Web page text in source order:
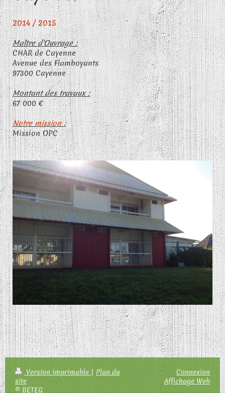
2014 / 2015
Maître d'Ouvrage :
CHAR de Cayenne
Avenue des Flamboyants
97300 Cayenne
Montant des travaux :
67 000 €
Notre mission:
Mission OPC
Version imprimable | Plan du
site
© BETEG
Connexion
Affichage Web